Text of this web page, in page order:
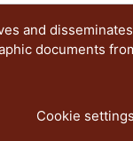
and
documents
Cookie settings